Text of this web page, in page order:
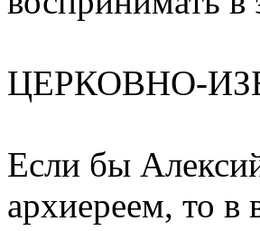
ЦЕРКОВНО-
Если бы
архиереем, то в